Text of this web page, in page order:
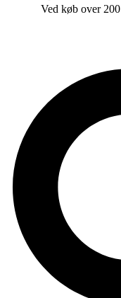
Ved køb over